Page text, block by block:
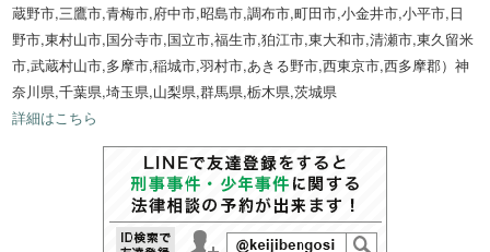
蔵野市,三鷹市,青梅市,府中市,昭島市,調布市,町田市,小金井市,小平市,日
野市,東村山市,国分寺市,国立市,福生市,狛江市,東大和市,清瀬市,東久留米
市,武蔵村山市,多摩市,稲城市,羽村市,あきる野市,西東京市,西多摩郡）神
奈川県,千葉県,埼玉県,山梨県,群馬県,栃木県,茨城県
詳細はこちら